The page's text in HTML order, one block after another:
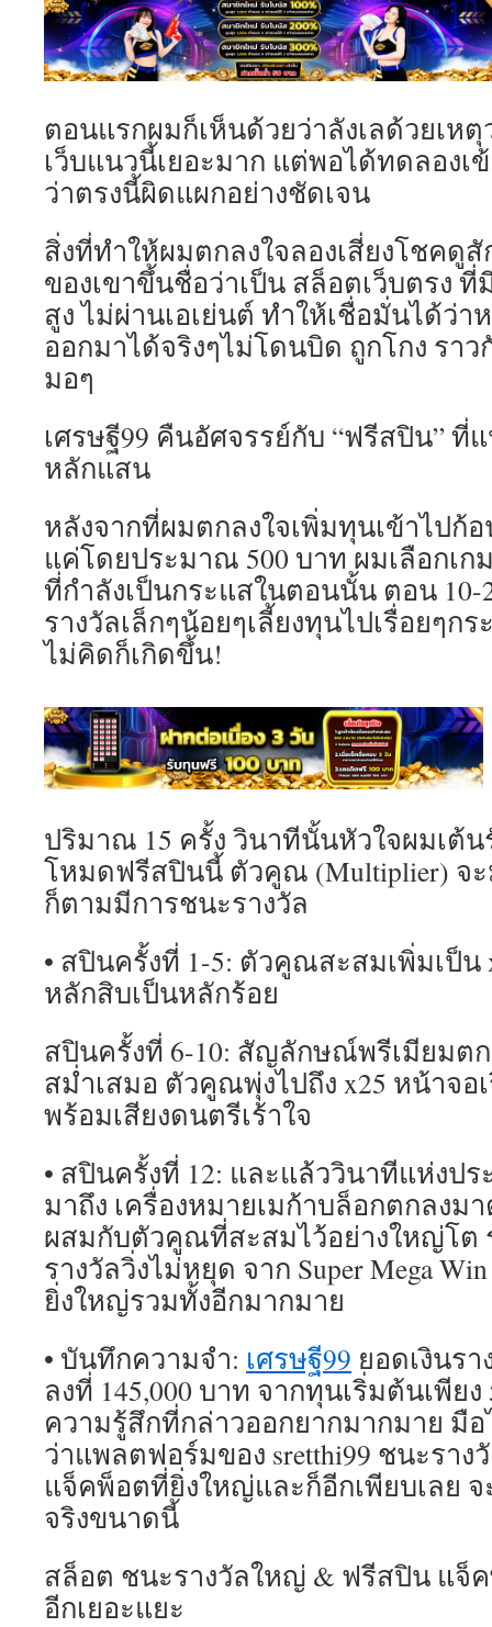
ตอนแรกผมก็เห็นด้วยว่าลังเลด้วยเห
เว็บแนวนี้เยอะมาก แต่พอได้ทดลองเ
ว่าตรงนี้ผิดแผกอย่างชัดเจน
สิ่งที่ทำให้ผมตกลงใจลองเสี่ยงโชคดูสั
ของเขาขึ้นชื่อว่าเป็น สล็อตเว็บตรง
สูง ไม่ผ่านเอเย่นต์ ทำให้เชื่อมั่นได้ว่า
ออกมาได้จริงๆไม่โดนบิด ถูกโกง รา
มอๆ
เศรษฐี99 คืนอัศจรรย์กับ “ฟรีสปิน” ที่
หลักแสน
หลังจากที่ผมตกลงใจเพิ่มทุนเข้าไปก้
แค่โดยประมาณ 500 บาท ผมเลือกเ
ที่กำลังเป็นกระแสในตอนนั้น ตอน 10-
รางวัลเล็กๆน้อยๆเลี้ยงทุนไปเรื่อยๆก
ไม่คิดก็เกิดขึ้น!
ปริมาณ 15 ครั้ง วินาทีนั้นหัวใจผมเต้น
โหมดฟรีสปินนี้ ตัวคูณ (Multiplier) จ
ก็ตามมีการชนะรางวัล
• สปินครั้งที่ 1-5: ตัวคูณสะสมเพิ่มเป็น
หลักสิบเป็นหลักร้อย
สปินครั้งที่ 6-10: สัญลักษณ์พรีเมียมต
สม่ำเสมอ ตัวคูณพุ่งไปถึง x25 หน้าจอ
พร้อมเสียงดนตรีเร้าใจ
• สปินครั้งที่ 12: และแล้ววินาทีแห่งป
มาถึง เครื่องหมายเมก้าบล็อกตกลงม
ผสมกับตัวคูณที่สะสมไว้อย่างใหญ่โต
รางวัลวิ่งไม่หยุด จาก Super Mega
ยิ่งใหญ่รวมทั้งอีกมากมาย
• บันทึกความจำ: เศรษฐี99 ยอดเงินร
ลงที่ 145,000 บาท จากทุนเริ่มต้นเพีย
ความรู้สึกที่กล่าวออกยากมากมาย มื
ว่าแพลตฟอร์มของ sretthi99 ชนะรา
แจ็คพ็อตที่ยิ่งใหญ่และก็อีกเพียบเลย
จริงขนาดนี้
สล็อต ชนะรางวัลใหญ่ & ฟรีสปิน แจ็
อีกเยอะแยะ